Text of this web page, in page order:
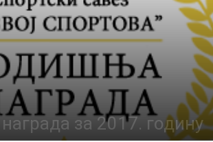
за 2017. годину